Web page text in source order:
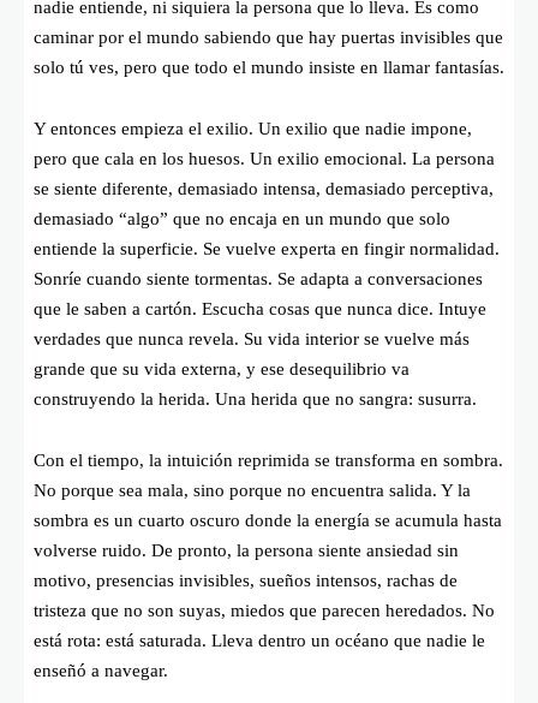
nadie entiende, ni siquiera la persona que lo lleva. Es como
caminar por el mundo sabiendo que hay puertas invisibles que
solo tú ves, pero que todo el mundo insiste en llamar fantasías.
Y entonces empieza el exilio. Un exilio que nadie impone,
pero que cala en los huesos. Un exilio emocional. La persona
se siente diferente, demasiado intensa, demasiado perceptiva,
demasiado “algo” que no encaja en un mundo que solo
entiende la superficie. Se vuelve experta en fingir normalidad.
Sonríe cuando siente tormentas. Se adapta a conversaciones
que le saben a cartón. Escucha cosas que nunca dice. Intuye
verdades que nunca revela. Su vida interior se vuelve más
grande que su vida externa, y ese desequilibrio va
construyendo la herida. Una herida que no sangra: susurra.
Con el tiempo, la intuición reprimida se transforma en sombra.
No porque sea mala, sino porque no encuentra salida. Y la
sombra es un cuarto oscuro donde la energía se acumula hasta
volverse ruido. De pronto, la persona siente ansiedad sin
motivo, presencias invisibles, sueños intensos, rachas de
tristeza que no son suyas, miedos que parecen heredados. No
está rota: está saturada. Lleva dentro un océano que nadie le
enseñó a navegar.